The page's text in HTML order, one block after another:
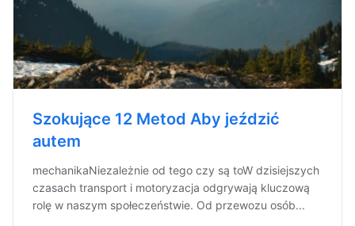
Szokujące 12 Metod Aby jeździć
autem
mechanikaNiezależnie od tego czy są toW dzisiejszych
czasach transport i motoryzacja odgrywają kluczową
rolę w naszym społeczeństwie. Od przewozu osób...